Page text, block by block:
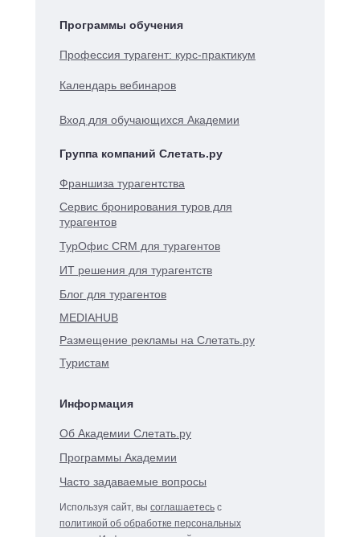
Используя сайт, вы соглашаетесь с
политикой об обработке персональных
Программы обучения
Информация
Об Академии Слетать.ру
Группа компаний Слетать.ру
Профессия турагент: курс-практикум
Календарь вебинаров
Вход для обучающихся Академии
Франшиза турагентства
Сервис бронирования туров для
турагентов
ТурОфис CRM для турагентов
ИТ решения для турагентств
Блог для турагентов
MEDIAHUB
Туристам
Размещение рекламы на Слетать.ру
Программы Академии
Часто задаваемые вопросы